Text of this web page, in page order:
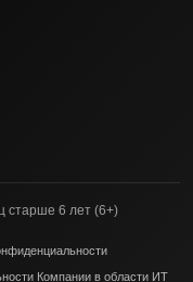
старше 6 лет (6+)
Компании в области ИТ